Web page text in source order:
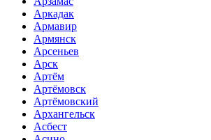
Аркадак
Армавир
Армянск
Арсеньев
Арск
Артём
Артёмовск
Артёмовский
Архангельск
Асбест